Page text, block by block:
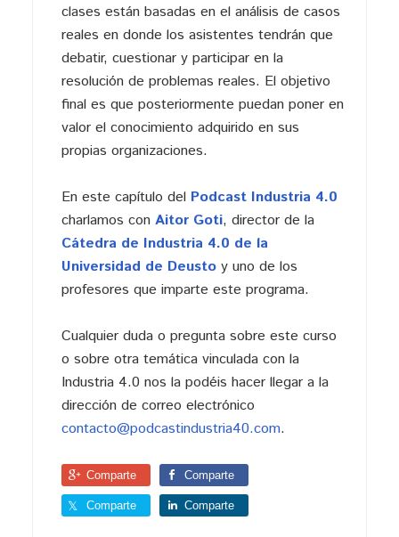
clases están basadas en el análisis de casos
reales en donde los asistentes tendrán que
debatir, cuestionar y participar en la
resolución de problemas reales. El objetivo
final es que posteriormente puedan poner en
valor el conocimiento adquirido en sus
propias organizaciones.
En este capítulo del Podcast Industria 4.0
charlamos con Aitor Goti, director de la
Cátedra de Industria 4.0 de la
Universidad de Deusto y uno de los
profesores que imparte este programa.
Cualquier duda o pregunta sobre este curso
o sobre otra temática vinculada con la
Industria 4.0 nos la podéis hacer llegar a la
dirección de correo electrónico
contacto@podcastindustria40.com.
Comparte Comparte
Comparte Comparte